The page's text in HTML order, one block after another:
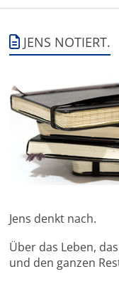
JENS NOTIERT.
Jens denkt nach.
Über das Leben,
und den ganzen